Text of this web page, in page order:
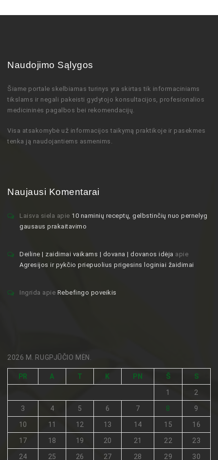
Naudojimo Sąlygos
Šiame portale skelbiamas turinys yra skirtas tik informaciniams
tikslams ir negali pakeisti gydytojo konsultacijos, profesionalios
medicininės pagalbos bei rekomendacijų.
Visa atsakomybė už informacijos taikymą praktikoje ir pasekmes
tenka ją naudojantiems asmenims.
Naujausi Komentarai
Laisva siela apie 10 naminių receptų, gelbstinčių nuo pernelyg
gausaus prakaitavimo
Deiline | zaidimai vaikams | dovana | dovanos idėja apie
Agresijos ir pykčio priepuolius prigesins loginiai žaidimai
Ingrida apie Rebefingo poveikis
2026 M. RUGPJŪČIO MĖN.
PR A T K PN Š S
1 2
3 4 5 6 7 8 9
10 11 12 13 14 15 16
17 18 19 20 21 22 23
24 25 26 27 28 29 30